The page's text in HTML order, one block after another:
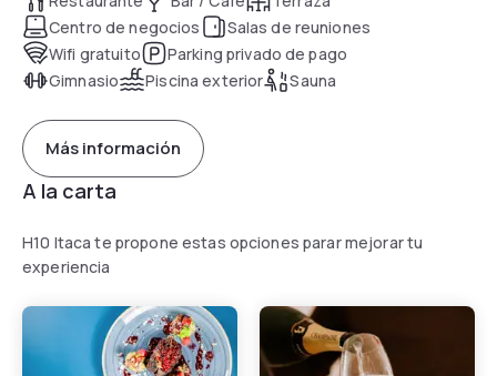
Centro de negocios
Salas de reuniones
Wifi gratuito
Parking privado de pago
Gimnasio
Piscina exterior Sauna
Más información
A la carta
H10 Itaca te propone estas opciones parar mejorar tu
experiencia